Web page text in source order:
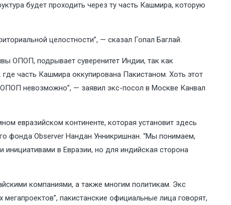
будет проходить через ту часть Кашмира, которую
целостности”, — сказал Гопал Баглай.
ОПОП, подрывает суверенитет Индии, так как
часть Кашмира оккупирована Пакистаном. Хоть этот
ОПОП невозможно”, — заявил экс-посол в Москве Канвал
евразийском континенте, которая установит здесь
фонда Observer Нандан Унникришнан. “Мы понимаем,
в Евразии, но для индийская сторона
компаниями, а также многим политикам. Экс
пакистанские официальные лица говорят,